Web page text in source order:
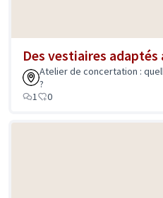
Des vestiaires adaptés
Atelier de concertation :
?
1
0